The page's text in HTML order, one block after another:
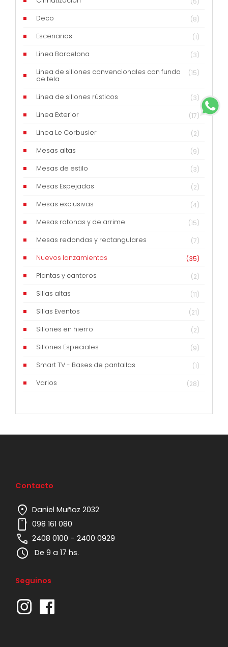
Deco
(8)
Escenarios
(1)
Línea Barcelona
(3)
Linea de sillones convencionales con funda
de tela
(15)
Línea de sillones rústicos
(3)
Linea Exterior
(17)
Línea Le Corbusier
(2)
Mesas altas
(9)
Mesas de estilo
(3)
Mesas Espejadas
(2)
Mesas exclusivas
(4)
Mesas ratonas y de arrime
(15)
Mesas redondas y rectangulares
(7)
Nuevos lanzamientos
(35)
Plantas y canteros
(2)
Sillas altas
(11)
Sillas Eventos
(21)
Sillones en hierro
(2)
Sillones Especiales
(9)
Smart TV - Bases de pantallas
(1)
Varios
(28)
Contacto
location_on Daniel Muñoz 2032
mobile 098 161 080
phone 2408 0100 - 2400 0929
schedule De 9 a 17 hs.
Seguinos